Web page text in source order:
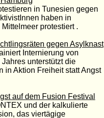
in Tunesien gegen
haben in
protestiert .
gegen Asylknast
Internierung von
unterstützt die
in Aktion Freiheit statt Angst
auf dem Fusion Festival
und der kalkulierte
das viertägige